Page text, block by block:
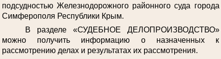
подсудностью Железнодорожного районного суда города
Симферополя Республики Крым.
В разделе «СУДЕБНОЕ ДЕЛОПРОИЗВОДСТВО»
можно получить информацию о назначенных к
рассмотрению делах и результатах их рассмотрения.